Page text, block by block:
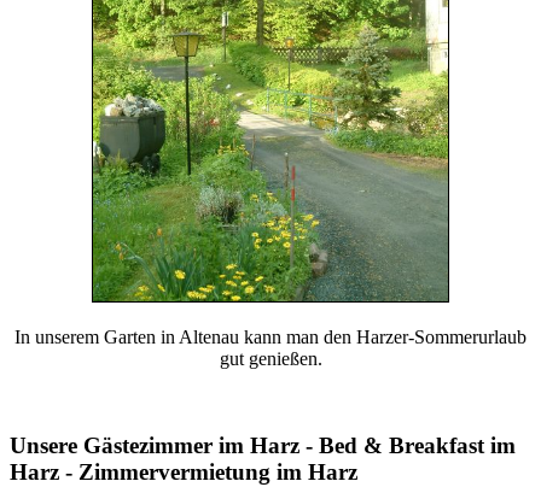
In unserem Garten in Altenau kann man den Harzer-Sommerurlaub
gut genießen.
Unsere Gästezimmer im Harz - Bed & Breakfast im
Harz - Zimmervermietung im Harz